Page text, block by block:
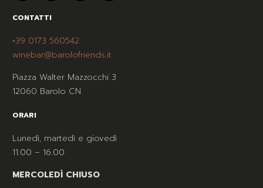
CONTATTI
+39 0173 560542
winebar@barolofriends.it
Piazza Walter Mazzocchi 3
12060 Barolo CN
ORARI
Lunedì, martedì e giovedì
11.00 – 16.00
MERCOLEDÌ CHIUSO